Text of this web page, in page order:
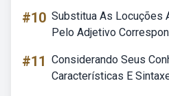
#10 Substitua As Locuções
Pelo Adjetivo
#11 Considerando Seus
Características E